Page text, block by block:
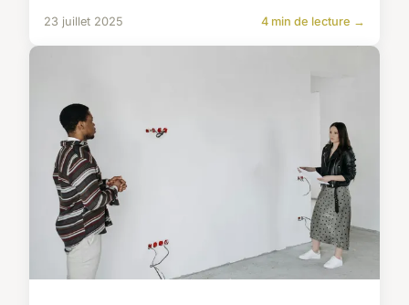
23 juillet 2025 4 min de lecture →